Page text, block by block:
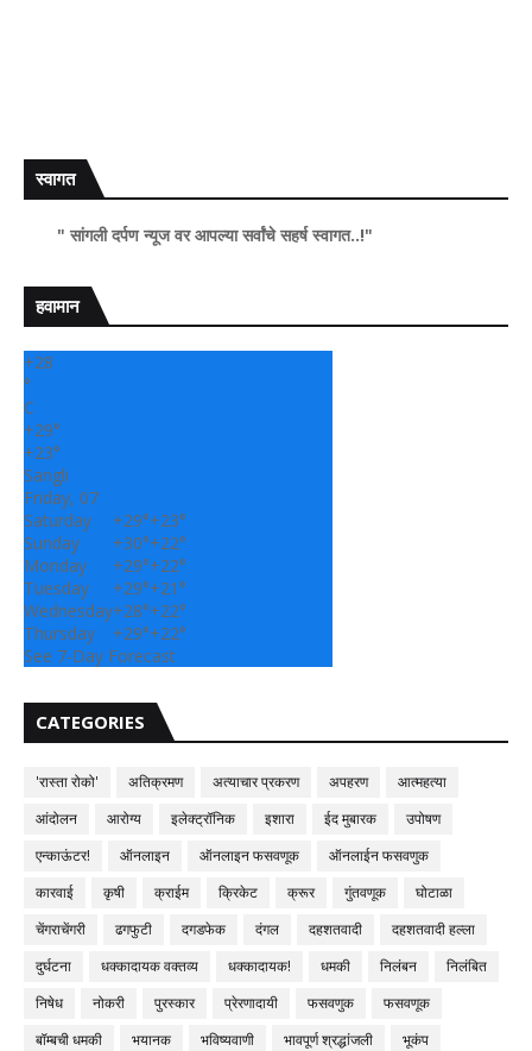
स्वागत
न्यूज वर आपल्या सर्वांचे सहर्ष स्वागत..!"
हवामान
+28
°
C
+29°
+23°
Sangli
Friday, 07
Saturday
+29°+23°
Sunday
+30°+22°
Monday
+29°+22°
Tuesday
+29°+21°
Wednesday+28°+22°
Thursday
+29°+22°
See 7-Day Forecast
CATEGORIES
'रास्ता रोको' अतिक्रमण अत्याचार प्रकरण अपहरण
आत्महत्या
आंदोलन
आरोग्य इलेक्ट्रॉनिक इशारा ईद मुबारक
उपोषण
एन्काऊंटर!
ऑनलाइन ऑनलाइन फसवणूक
ऑनलाईन फसवणुक
कारवाई
कृषी क्राईम क्रिकेट क्रूर गुंतवणूक
घोटाळा
चेंगराचेंगरी
ढगफुटी दगडफेक दंगल दहशतवादी
दहशतवादी हल्ला
दुर्घटना
धक्कादायक वक्तव्य धक्कादायक! धमकी निलंबन
निलंबित
निषेध
नोकरी पुरस्कार प्रेरणादायी फसवणुक
फसवणूक
बॉम्बची धमकी
भयानक भविष्यवाणी भावपूर्ण श्रद्धांजली
भूकंप